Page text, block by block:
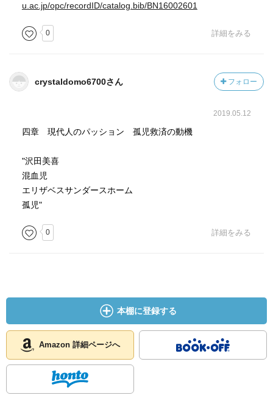
u.ac.jp/opc/recordID/catalog.bib/BN16002601
0 詳細をみる
crystaldomo6700さん フォロー
2019.05.12
四章 現代人のパッション 孤児救済の動機
"沢田美喜
混血児
エリザベスサンダースホーム
孤児"
0 詳細をみる
本棚に登録する
Amazon 詳細ページへ